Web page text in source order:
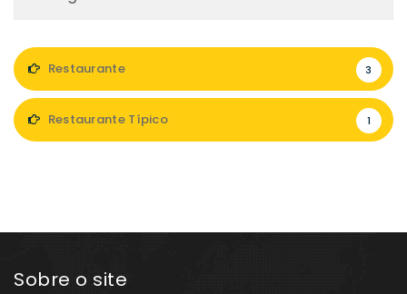
Restaurante 3
Restaurante Típico 1
Sobre o site